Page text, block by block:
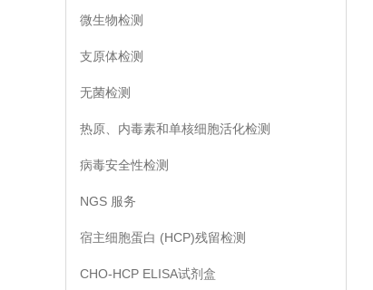
微生物检测
支原体检测
无菌检测
热原、内毒素和单核细胞活化检测
病毒安全性检测
NGS 服务
宿主细胞蛋白 (HCP)残留检测
CHO-HCP ELISA试剂盒